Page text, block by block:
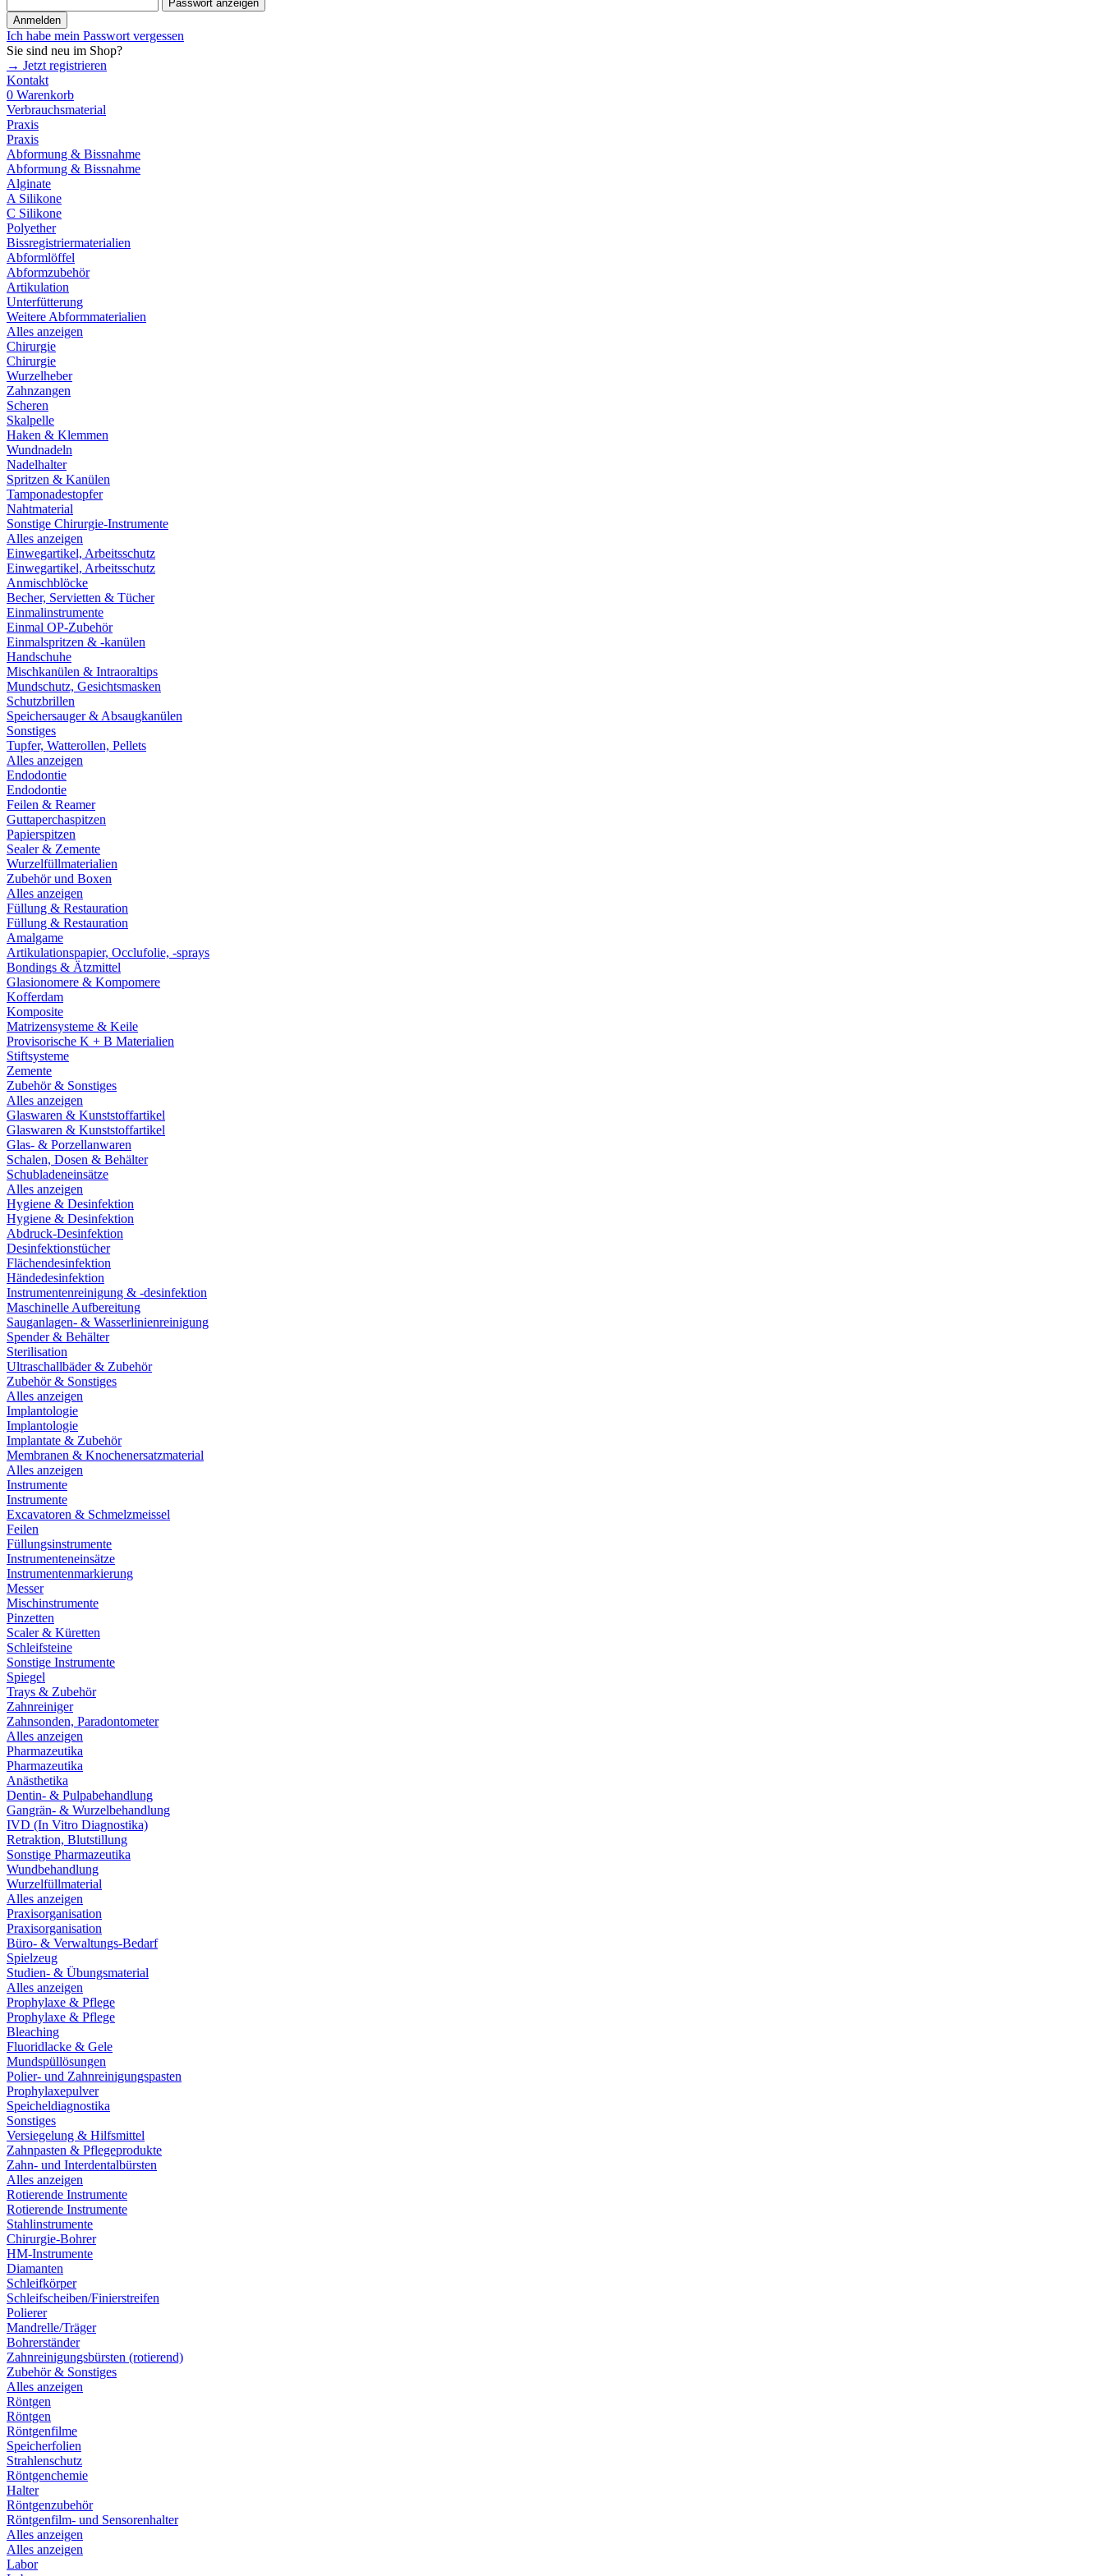
Passwort anzeigen
Anmelden
Ich habe mein Passwort vergessen
Sie sind neu im Shop?
→ Jetzt registrieren
Kontakt
0 Warenkorb
Verbrauchsmaterial
Praxis
Praxis
Abformung & Bissnahme
Abformung & Bissnahme
Alginate
A Silikone
C Silikone
Polyether
Bissregistriermaterialien
Abformlöffel
Abformzubehör
Artikulation
Unterfütterung
Weitere Abformmaterialien
Alles anzeigen
Chirurgie
Chirurgie
Wurzelheber
Zahnzangen
Scheren
Skalpelle
Haken & Klemmen
Wundnadeln
Nadelhalter
Spritzen & Kanülen
Tamponadestopfer
Nahtmaterial
Sonstige Chirurgie-Instrumente
Alles anzeigen
Einwegartikel, Arbeitsschutz
Einwegartikel, Arbeitsschutz
Anmischblöcke
Becher, Servietten & Tücher
Einmalinstrumente
Einmal OP-Zubehör
Einmalspritzen & -kanülen
Handschuhe
Mischkanülen & Intraoraltips
Mundschutz, Gesichtsmasken
Schutzbrillen
Speichersauger & Absaugkanülen
Sonstiges
Tupfer, Watterollen, Pellets
Alles anzeigen
Endodontie
Endodontie
Feilen & Reamer
Guttaperchaspitzen
Papierspitzen
Sealer & Zemente
Wurzelfüllmaterialien
Zubehör und Boxen
Alles anzeigen
Füllung & Restauration
Füllung & Restauration
Amalgame
Artikulationspapier, Occlufolie, -sprays
Bondings & Ätzmittel
Glasionomere & Kompomere
Kofferdam
Komposite
Matrizensysteme & Keile
Provisorische K + B Materialien
Stiftsysteme
Zemente
Zubehör & Sonstiges
Alles anzeigen
Glaswaren & Kunststoffartikel
Glaswaren & Kunststoffartikel
Glas- & Porzellanwaren
Schalen, Dosen & Behälter
Schubladeneinsätze
Alles anzeigen
Hygiene & Desinfektion
Hygiene & Desinfektion
Abdruck-Desinfektion
Desinfektionstücher
Flächendesinfektion
Händedesinfektion
Instrumentenreinigung & -desinfektion
Maschinelle Aufbereitung
Sauganlagen- & Wasserlinienreinigung
Spender & Behälter
Sterilisation
Ultraschallbäder & Zubehör
Zubehör & Sonstiges
Alles anzeigen
Implantologie
Implantologie
Implantate & Zubehör
Membranen & Knochenersatzmaterial
Alles anzeigen
Instrumente
Instrumente
Excavatoren & Schmelzmeissel
Feilen
Füllungsinstrumente
Instrumenteneinsätze
Instrumentenmarkierung
Messer
Mischinstrumente
Pinzetten
Scaler & Küretten
Schleifsteine
Sonstige Instrumente
Spiegel
Trays & Zubehör
Zahnreiniger
Zahnsonden, Paradontometer
Alles anzeigen
Pharmazeutika
Pharmazeutika
Anästhetika
Dentin- & Pulpabehandlung
Gangrän- & Wurzelbehandlung
IVD (In Vitro Diagnostika)
Retraktion, Blutstillung
Sonstige Pharmazeutika
Wundbehandlung
Wurzelfüllmaterial
Alles anzeigen
Praxisorganisation
Praxisorganisation
Büro- & Verwaltungs-Bedarf
Spielzeug
Studien- & Übungsmaterial
Alles anzeigen
Prophylaxe & Pflege
Prophylaxe & Pflege
Bleaching
Fluoridlacke & Gele
Mundspüllösungen
Polier- und Zahnreinigungspasten
Prophylaxepulver
Speicheldiagnostika
Sonstiges
Versiegelung & Hilfsmittel
Zahnpasten & Pflegeprodukte
Zahn- und Interdentalbürsten
Alles anzeigen
Rotierende Instrumente
Rotierende Instrumente
Stahlinstrumente
Chirurgie-Bohrer
HM-Instrumente
Diamanten
Schleifkörper
Schleifscheiben/Finierstreifen
Polierer
Mandrelle/Träger
Bohrerständer
Zahnreinigungsbürsten (rotierend)
Zubehör & Sonstiges
Alles anzeigen
Röntgen
Röntgen
Röntgenfilme
Speicherfolien
Strahlenschutz
Röntgenchemie
Halter
Röntgenzubehör
Röntgenfilm- und Sensorenhalter
Alles anzeigen
Alles anzeigen
Labor